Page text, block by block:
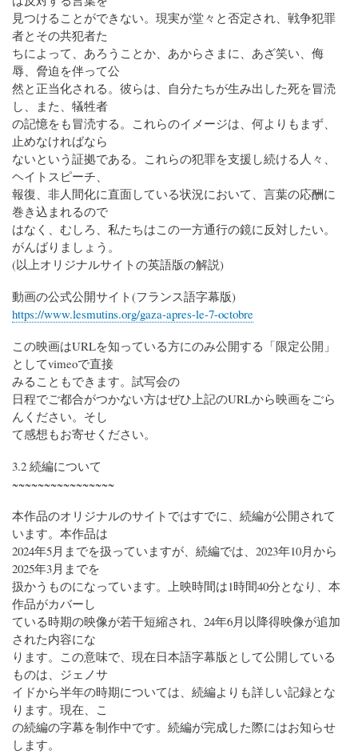
見つけることができない。現実が堂々と否定され、戦争犯罪
者とその共犯者た
ちによって、あろうことか、あからさまに、あざ笑い、侮
辱、脅迫を伴って公
然と正当化される。彼らは、自分たちが生み出した死を冒涜
し、また、犠牲者
の記憶をも冒涜する。これらのイメージは、何よりもまず、
止めなければなら
ないという証拠である。これらの犯罪を支援し続ける人々、
ヘイトスピーチ、
報復、非人間化に直面している状況において、言葉の応酬に
巻き込まれるので
はなく、むしろ、私たちはこの一方通行の鏡に反対したい。
がんばりましょう。
(以上オリジナルサイトの英語版の解説)
動画の公式公開サイト(フランス語字幕版)
https://www.lesmutins.org/gaza-apres-le-7-octobre
この映画はURLを知っている方にのみ公開する「限定公開」
としてvimeoで直接
みることもできます。 試写会の
日程でご都合がつかない方はぜひ上記のURLから映画をごら
んください。そし
て感想もお寄せください。
3.2 続編について
~~~~~~~~~~~~~~~~
本作品のオリジナルのサイトではすでに、続編が公開されて
います。本作品は
2024年5月までを扱っていますが、続編では、2023年10月から
2025年3月までを
扱かうものになっています。上映時間は1時間40分となり、本
作品がカバーし
ている時期の映像が若干短縮され、24年6月以降得映像が追加
された内容にな
ります。この意味で、現在日本語字幕版として公開している
ものは、ジェノサ
イドから半年の時期については、続編よりも詳しい記録とな
ります。現在、こ
の続編の字幕を制作中です。続編が完成した際にはお知らせ
します。